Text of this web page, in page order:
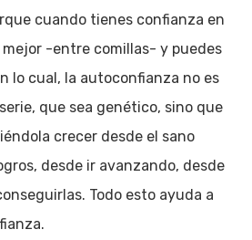
cuando tienes confianza en
-entre comillas- y puedes
lo cual, la autoconfianza no es
que sea genético, sino que
crecer desde el sano
desde ir avanzando, desde
Todo esto ayuda a